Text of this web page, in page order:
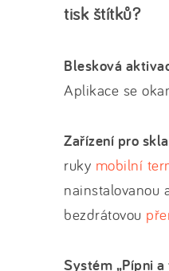
tisk štítků?
Blesková
Aplikace se
Zařízení pro
ruky mobilní
nainstalovanou
bezdrátovou
Systém „Pípni